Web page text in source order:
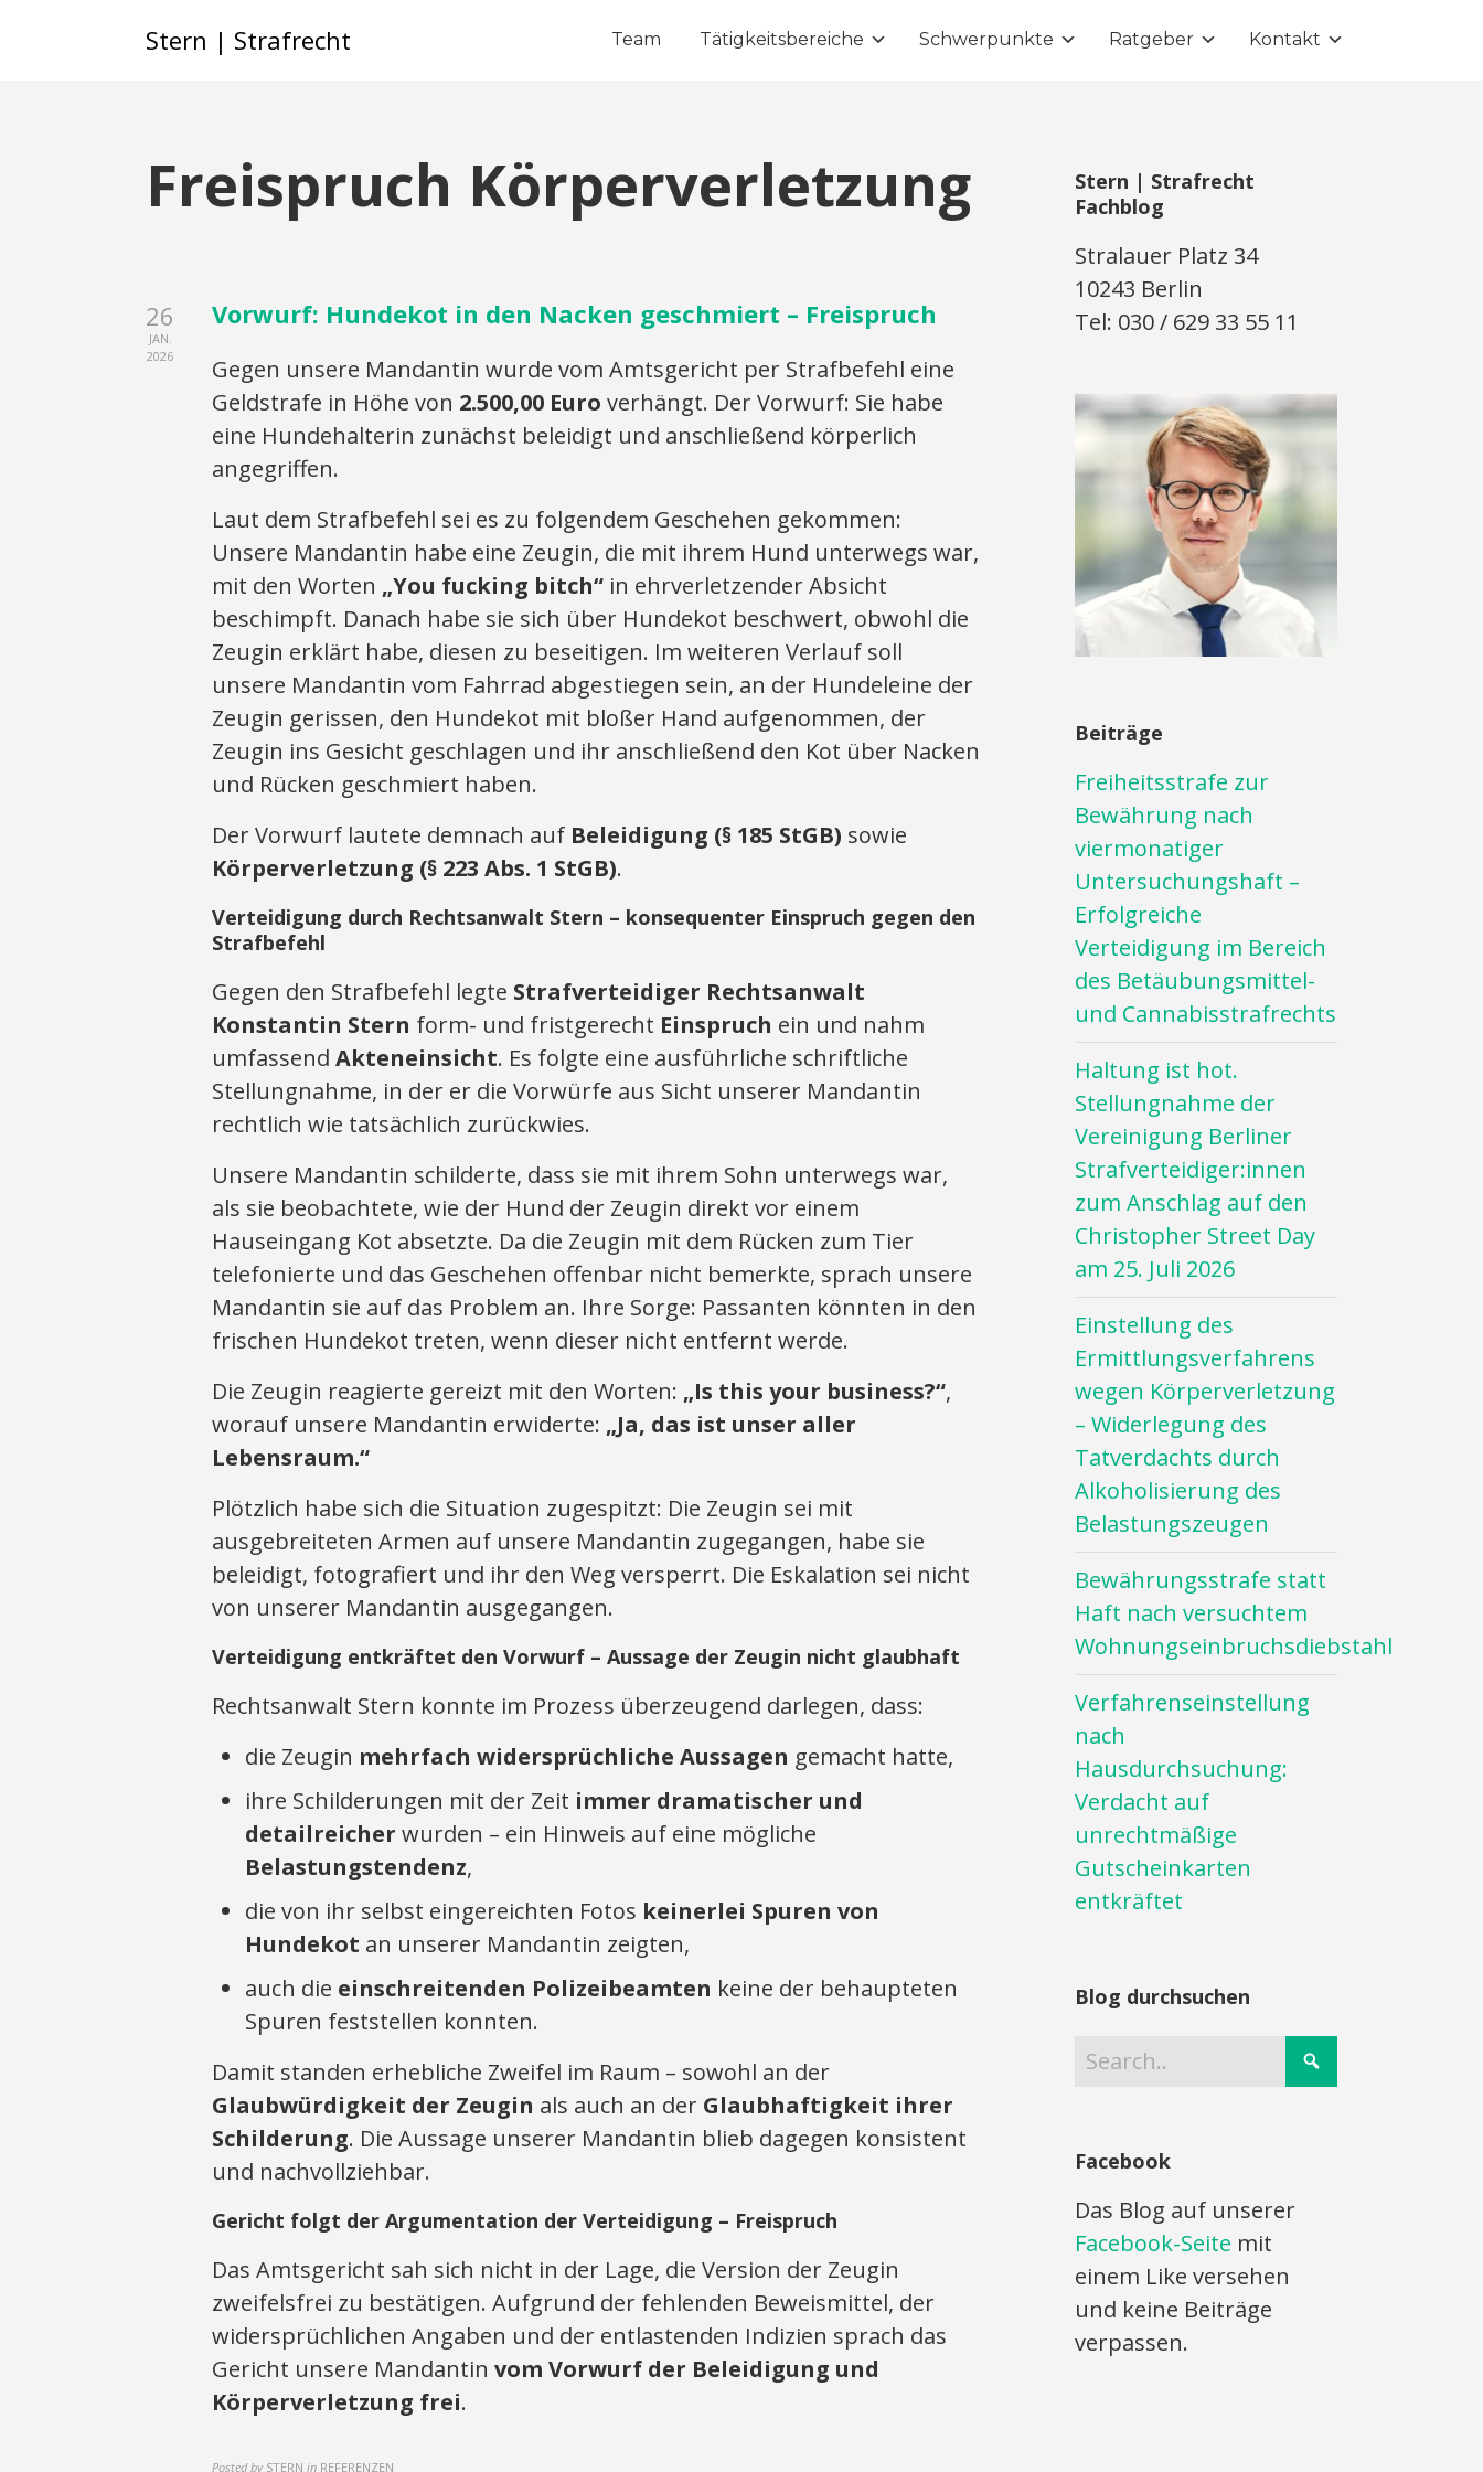
Stern | Strafrecht Team Tätigkeitsbereiche Schwerpunkte Ratgeber Kontakt
Freispruch Körperverletzung
26
JAN.
2026
Vorwurf: Hundekot in den Nacken geschmiert – Freispruch
Gegen unsere Mandantin wurde vom Amtsgericht per Strafbefehl eine
Geldstrafe in Höhe von 2.500,00 Euro verhängt. Der Vorwurf: Sie habe
eine Hundehalterin zunächst beleidigt und anschließend körperlich
angegriffen.
Laut dem Strafbefehl sei es zu folgendem Geschehen gekommen:
Unsere Mandantin habe eine Zeugin, die mit ihrem Hund unterwegs war,
mit den Worten „You fucking bitch“ in ehrverletzender Absicht
beschimpft. Danach habe sie sich über Hundekot beschwert, obwohl die
Zeugin erklärt habe, diesen zu beseitigen. Im weiteren Verlauf soll
unsere Mandantin vom Fahrrad abgestiegen sein, an der Hundeleine der
Zeugin gerissen, den Hundekot mit bloßer Hand aufgenommen, der
Zeugin ins Gesicht geschlagen und ihr anschließend den Kot über Nacken
und Rücken geschmiert haben.
Der Vorwurf lautete demnach auf Beleidigung (§ 185 StGB) sowie
Körperverletzung (§ 223 Abs. 1 StGB).
Verteidigung durch Rechtsanwalt Stern – konsequenter Einspruch gegen den
Strafbefehl
Gegen den Strafbefehl legte Strafverteidiger Rechtsanwalt
Konstantin Stern form- und fristgerecht Einspruch ein und nahm
umfassend Akteneinsicht. Es folgte eine ausführliche schriftliche
Stellungnahme, in der er die Vorwürfe aus Sicht unserer Mandantin
rechtlich wie tatsächlich zurückwies.
Unsere Mandantin schilderte, dass sie mit ihrem Sohn unterwegs war,
als sie beobachtete, wie der Hund der Zeugin direkt vor einem
Hauseingang Kot absetzte. Da die Zeugin mit dem Rücken zum Tier
telefonierte und das Geschehen offenbar nicht bemerkte, sprach unsere
Mandantin sie auf das Problem an. Ihre Sorge: Passanten könnten in den
frischen Hundekot treten, wenn dieser nicht entfernt werde.
Die Zeugin reagierte gereizt mit den Worten: „Is this your business?“,
worauf unsere Mandantin erwiderte: „Ja, das ist unser aller
Lebensraum.“
Plötzlich habe sich die Situation zugespitzt: Die Zeugin sei mit
ausgebreiteten Armen auf unsere Mandantin zugegangen, habe sie
beleidigt, fotografiert und ihr den Weg versperrt. Die Eskalation sei nicht
von unserer Mandantin ausgegangen.
Verteidigung entkräftet den Vorwurf – Aussage der Zeugin nicht glaubhaft
Rechtsanwalt Stern konnte im Prozess überzeugend darlegen, dass:
die Zeugin mehrfach widersprüchliche Aussagen gemacht hatte,
ihre Schilderungen mit der Zeit immer dramatischer und
detailreicher wurden – ein Hinweis auf eine mögliche
Belastungstendenz,
die von ihr selbst eingereichten Fotos keinerlei Spuren von
Hundekot an unserer Mandantin zeigten,
auch die einschreitenden Polizeibeamten keine der behaupteten
Spuren feststellen konnten.
Damit standen erhebliche Zweifel im Raum – sowohl an der
Glaubwürdigkeit der Zeugin als auch an der Glaubhaftigkeit ihrer
Schilderung. Die Aussage unserer Mandantin blieb dagegen konsistent
und nachvollziehbar.
Gericht folgt der Argumentation der Verteidigung – Freispruch
Das Amtsgericht sah sich nicht in der Lage, die Version der Zeugin
zweifelsfrei zu bestätigen. Aufgrund der fehlenden Beweismittel, der
widersprüchlichen Angaben und der entlastenden Indizien sprach das
Gericht unsere Mandantin vom Vorwurf der Beleidigung und
Körperverletzung frei.
Posted by STERN in REFERENZEN
Stern | Strafrecht
Fachblog
Stralauer Platz 34
10243 Berlin
Tel: 030 / 629 33 55 11
Beiträge
Freiheitsstrafe zur
Bewährung nach
viermonatiger
Untersuchungshaft –
Erfolgreiche
Verteidigung im Bereich
des Betäubungsmittel-
und Cannabisstrafrechts
Haltung ist hot.
Stellungnahme der
Vereinigung Berliner
Strafverteidiger:innen
zum Anschlag auf den
Christopher Street Day
am 25. Juli 2026
Einstellung des
Ermittlungsverfahrens
wegen Körperverletzung
– Widerlegung des
Tatverdachts durch
Alkoholisierung des
Belastungszeugen
Bewährungsstrafe statt
Haft nach versuchtem
Wohnungseinbruchsdiebstahl
Verfahrenseinstellung
nach
Hausdurchsuchung:
Verdacht auf
unrechtmäßige
Gutscheinkarten
entkräftet
Blog durchsuchen
Facebook
Das Blog auf unserer
Facebook-Seite mit
einem Like versehen
und keine Beiträge
verpassen.